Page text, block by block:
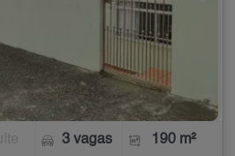
3 vagas 190 m²